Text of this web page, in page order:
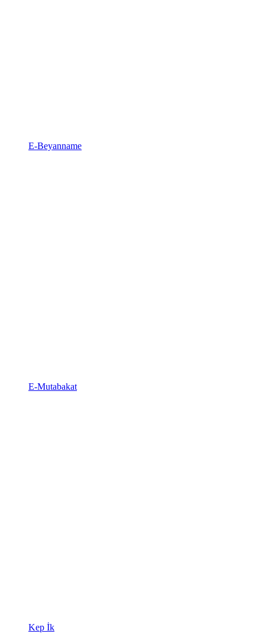
E-Beyanname
E-Mutabakat
Kep İk